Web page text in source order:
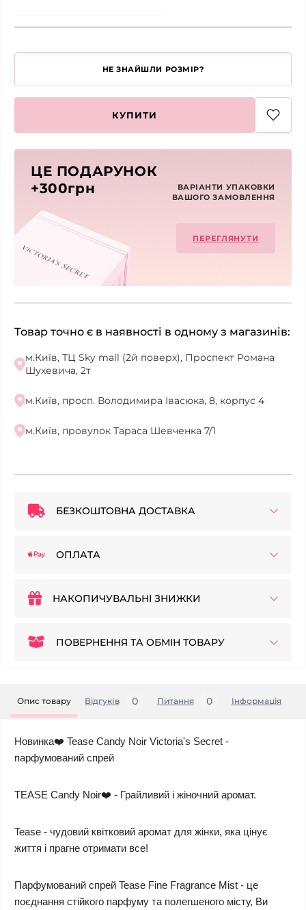
НЕ ЗНАЙШЛИ РОЗМІР?
КУПИТИ
ЦЕ ПОДАРУНОК
+300грн
ВАРІАНТИ УПАКОВКИ
ВАШОГО ЗАМОВЛЕННЯ
ПЕРЕГЛЯНУТИ
Товар точно є в наявності в одному з магазинів:
м.Київ, ТЦ Sky mall (2й поверх), Проспект Романа
Шухевича, 2т
м.Київ, просп. Володимира Івасюка, 8, корпус 4
м.Київ, провулок Тараса Шевченка 7/1
БЕЗКОШТОВНА ДОСТАВКА
ОПЛАТА
НАКОПИЧУВАЛЬНІ ЗНИЖКИ
ПОВЕРНЕННЯ ТА ОБМІН ТОВАРУ
Опис товару Відгуків 0 Питання 0 Iнформація
Новинка❤️ Tease Candy Noir Victoria's Secret -
парфумований спрей
TEASE Candy Noir❤️ - Грайливий і жіночний аромат.
Tease - чудовий квітковий аромат для жінки, яка цінує
життя і прагне отримати все!
Парфумований спрей Tease Fine Fragrance Mist - це
поєднання стійкого парфуму та полегшеного місту, Ви